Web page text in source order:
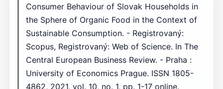
Consumer Behaviour of Slovak Households in
the Sphere of Organic Food in the Context of
Sustainable Consumption. - Registrovaný:
Scopus, Registrovaný: Web of Science. In The
Central European Business Review. - Praha :
University of Economics Prague. ISSN 1805-
4862, 2021, vol. 10, no. 1, pp. 1-17 online.